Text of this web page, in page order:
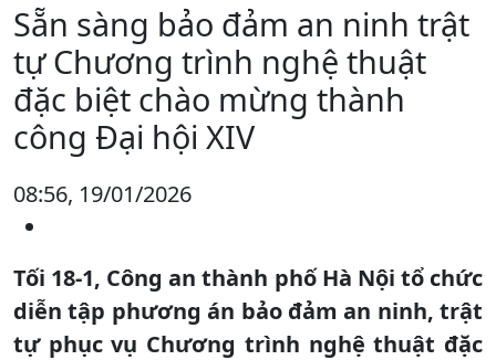
Sẵn sàng bảo đảm an ninh trật
tự Chương trình nghệ thuật
đặc biệt chào mừng thành
công Đại hội XIV
08:56, 19/01/2026
Tối 18-1, Công an thành phố Hà Nội tổ chức
diễn tập phương án bảo đảm an ninh, trật
tự phục vụ Chương trình nghệ thuật đặc